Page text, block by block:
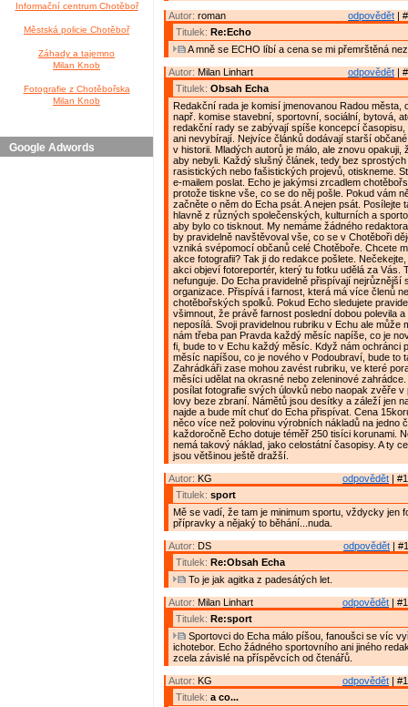
Informační centrum Chotěboř
Městská policie Chotěboř
Záhady a tajemno
Milan Knob
Fotografie z Chotěbořska
Milan Knob
Google Adwords
odpovědět |
Autor: roman
Titulek: Re:Echo
A mně se ECHO líbí a cena se mi přemrštěná
odpovědět |
Autor: Milan Linhart
Titulek: Obsah Echa
Redakční rada je komisí jmenovanou Radou města,
např. komise stavební, sportovní, sociální, bytová,
redakční rady se zabývají spíše koncepcí časopisu,
ani nevybírají. Nejvíce článků dodávají starší
v historii. Mladých autorů je málo, ale znovu opakuji,
aby nebyli. Každý slušný článek, tedy bez
rasistických nebo fašistických projevů, otiskneme.
e-mailem poslat. Echo je jakýmsi zrcadlem
protože tiskne vše, co se do něj pošle. Pokud vám
začněte o něm do Echa psát. A nejen psát. Posílejte
hlavně z různých společenských, kulturních a
aby bylo co tisknout. My nemáme žádného
by pravidelně navštěvoval vše, co se v Chotěboři
vzniká svépomocí občanů celé Chotěboře. Chcete
akce fotografii? Tak ji do redakce pošlete.
akci objeví fotoreportér, který tu fotku udělá za Vás.
nefunguje. Do Echa pravidelně přispívají nejrůznější
organizace. Přispívá i farnost, která má více členů
chotěbořských spolků. Pokud Echo sledujete
všimnout, že právě farnost poslední dobou polevila
neposílá. Svoji pravidelnou rubriku v Echu ale může
nám třeba pan Pravda každý měsíc napíše, co je
fi, bude to v Echu každý měsíc. Když nám ochránci
měsíc napíšou, co je nového v Podoubraví, bude to
Zahrádkáři zase mohou zavést rubriku, ve které
měsíci udělat na okrasné nebo zeleninové
posílat fotografie svých úlovků nebo naopak zvěře v
lovy beze zbraní. Námětů jsou desítky a záleží jen
najde a bude mít chuť do Echa přispívat. Cena
něco více než polovinu výrobních nákladů na jedno
každoročně Echo dotuje téměř 250 tisíci korunami.
nemá takový náklad, jako celostátní časopisy. A ty
jsou většinou ještě dražší.
odpovědět |
Autor: KG
Titulek: sport
Mě se vadí, že tam je minimum sportu, vždycky jen
přípravky a nějaký to běhání...nuda.
odpovědět |
Autor: DS
Titulek: Re:Obsah Echa
To je jak agitka z padesátých let.
odpovědět |
Autor: Milan Linhart
Titulek: Re:sport
Sportovci do Echa málo píšou, fanoušci se víc
ichotebor. Echo žádného sportovního ani jiného
zcela závislé na příspěvcích od čtenářů.
odpovědět |
Autor: KG
Titulek: a co...